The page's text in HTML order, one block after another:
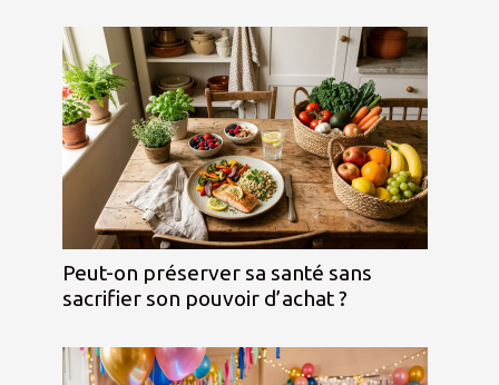
Peut-on préserver sa santé sans
sacrifier son pouvoir d’achat ?